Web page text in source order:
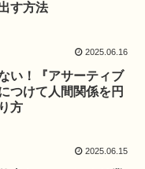
す方法
2025.06.16
い！『アサーティブ
つけて人間関係を円
方
2025.06.15